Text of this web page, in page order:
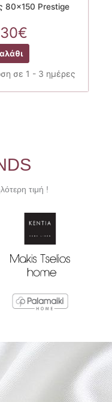
80×150 Prestige
€
τρέχουσα
τιμή
είναι:
σε 1 - 3 ημέρες
τιμή !